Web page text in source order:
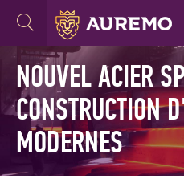
NOUVEL ACIER
CONSTRUCTION
MODERNES